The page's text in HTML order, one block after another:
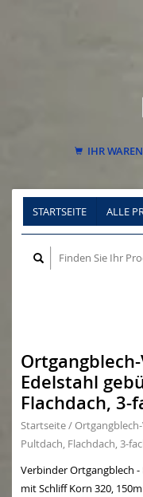
IHR
STARTSEITE ALLE
Edelstahl
Flachdach, 3-
Startseite/
Pultdach, Flachdach, 3-
Verbinder Ortgangblech
mit Schliff Korn 320,